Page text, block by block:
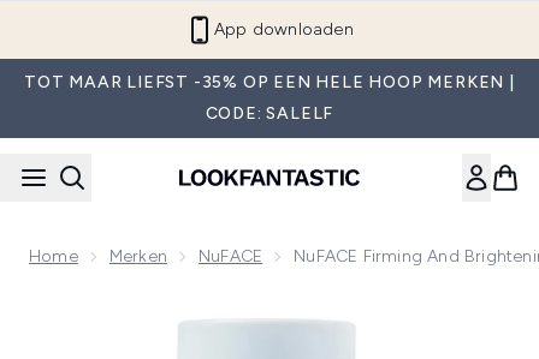
App downloaden
TOT MAAR LIEFST -35% OP EEN HELE HOOP MERKEN |
CODE: SALELF
Home Merken NuFACE NuFACE Firming And